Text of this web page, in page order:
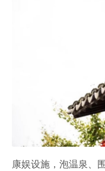
康娱设施，泡温泉、